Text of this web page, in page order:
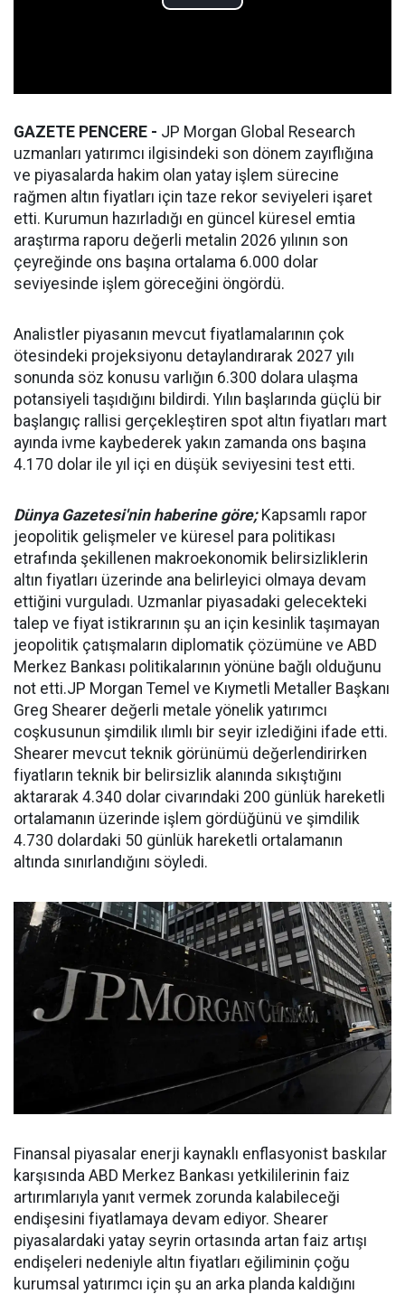
GAZETE PENCERE - JP Morgan Global Research
uzmanları yatırımcı ilgisindeki son dönem zayıflığına
ve piyasalarda hakim olan yatay işlem sürecine
rağmen altın fiyatları için taze rekor seviyeleri işaret
etti. Kurumun hazırladığı en güncel küresel emtia
araştırma raporu değerli metalin 2026 yılının son
çeyreğinde ons başına ortalama 6.000 dolar
seviyesinde işlem göreceğini öngördü.
Analistler piyasanın mevcut fiyatlamalarının çok
ötesindeki projeksiyonu detaylandırarak 2027 yılı
sonunda söz konusu varlığın 6.300 dolara ulaşma
potansiyeli taşıdığını bildirdi. Yılın başlarında güçlü bir
başlangıç rallisi gerçekleştiren spot altın fiyatları mart
ayında ivme kaybederek yakın zamanda ons başına
4.170 dolar ile yıl içi en düşük seviyesini test etti.
Dünya Gazetesi'nin haberine göre;Kapsamlı rapor
jeopolitik gelişmeler ve küresel para politikası
etrafında şekillenen makroekonomik belirsizliklerin
altın fiyatları üzerinde ana belirleyici olmaya devam
ettiğini vurguladı. Uzmanlar piyasadaki gelecekteki
talep ve fiyat istikrarının şu an için kesinlik taşımayan
jeopolitik çatışmaların diplomatik çözümüne ve ABD
Merkez Bankası politikalarının yönüne bağlı olduğunu
not etti.JP Morgan Temel ve Kıymetli Metaller Başkanı
Greg Shearer değerli metale yönelik yatırımcı
coşkusunun şimdilik ılımlı bir seyir izlediğini ifade etti.
Shearer mevcut teknik görünümü değerlendirirken
fiyatların teknik bir belirsizlik alanında sıkıştığını
aktararak 4.340 dolar civarındaki 200 günlük hareketli
ortalamanın üzerinde işlem gördüğünü ve şimdilik
4.730 dolardaki 50 günlük hareketli ortalamanın
altında sınırlandığını söyledi.
Finansal piyasalar enerji kaynaklı enflasyonist baskılar
karşısında ABD Merkez Bankası yetkililerinin faiz
artırımlarıyla yanıt vermek zorunda kalabileceği
endişesini fiyatlamaya devam ediyor. Shearer
piyasalardaki yatay seyrin ortasında artan faiz artışı
endişeleri nedeniyle altın fiyatları eğiliminin çoğu
kurumsal yatırımcı için şu an arka planda kaldığını